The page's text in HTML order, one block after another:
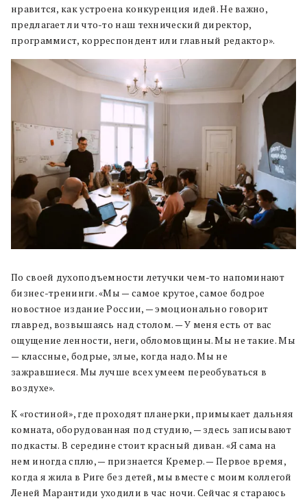
нравится, как устроена конкуренция идей. Не важно,
предлагает ли что-то наш технический директор,
программист, корреспондент или главный редактор».
По своей духоподъемности летучки чем-то напоминают
бизнес-тренинги. «Мы — самое крутое, самое бодрое
новостное издание России, — эмоционально говорит
главред, возвышаясь над столом. — У меня есть от вас
ощущение ленности, неги, обломовщины. Мы не такие. Мы
— классные, бодрые, злые, когда надо. Мы не
зажравшиеся. Мы лучше всех умеем переобуваться в
воздухе».
К «гостиной», где проходят планерки, примыкает дальняя
комната, оборудованная под студию, — здесь записывают
подкасты. В середине стоит красный диван. «Я сама на
нем иногда сплю, — признается Кремер. — Первое время,
когда я жила в Риге без детей, мы вместе с моим коллегой
Леней Марантиди уходили в час ночи. Сейчас я стараюсь